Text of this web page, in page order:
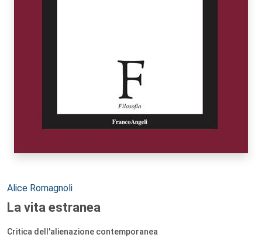
Autori:
Alice Romagnoli
La vita estranea
Critica dell'alienazione contemporanea